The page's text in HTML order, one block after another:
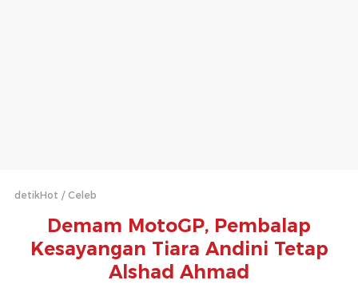
detikHot Celeb
Demam MotoGP, Pembalap
Kesayangan Tiara Andini Tetap
Alshad Ahmad